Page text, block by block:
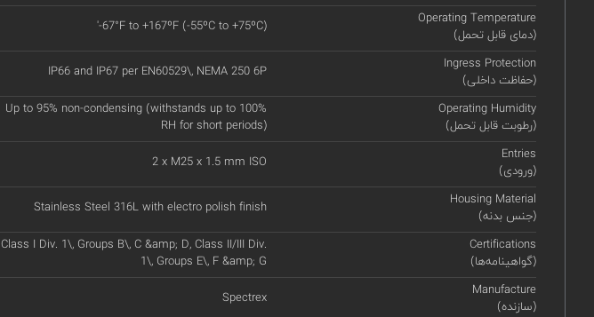
Operating Temperature
(دمای قابل تحمل)
'-67°F to +167ºF (-55ºC to +75ºC)
Ingress Protection
(حفاظت داخلی)
IP66 and IP67 per EN60529\, NEMA 250 6P
Operating Humidity
(رطوبت قابل تحمل)
Up to 95% non-condensing (withstands up to 100%
RH for short periods)
Entries
(ورودی)
2 x M25 x 1.5 mm ISO
Housing Material
(جنس بدنه)
Stainless Steel 316L with electro polish finish
Certifications
(گواهینامه‌ها)
Class I Div. 1\, Groups B\, C &amp; D, Class II/III Div.
1\, Groups E\, F &amp; G
Manufacture
(سازنده)
Spectrex